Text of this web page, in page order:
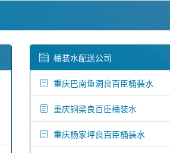
桶装水配送公司
重庆巴南鱼洞良百臣桶装水
重庆铜梁良百臣桶装水
重庆杨家坪良百臣桶装水